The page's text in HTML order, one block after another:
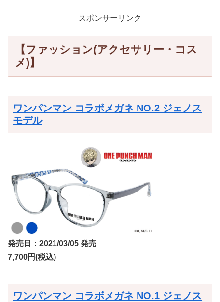
スポンサーリンク
【ファッション(アクセサリー・コス
メ)】
ワンパンマン コラボメガネ NO.2 ジェノス
モデル
発売日：2021/03/05 発売
7,700円(税込)
ワンパンマン コラボメガネ NO.1 ジェノス